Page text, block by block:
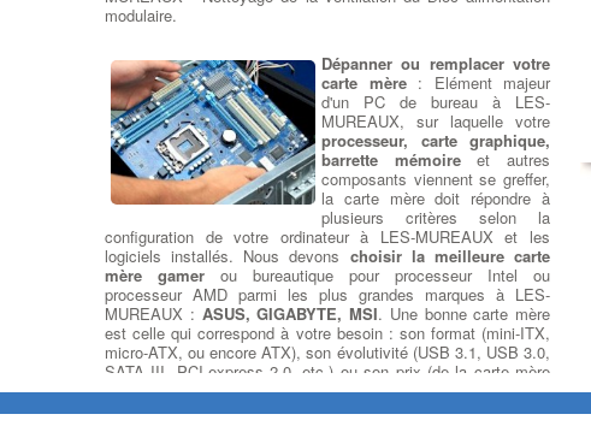
modulaire.
Dépanner ou remplacer votre
carte mère: Elément majeur
d'un PC de bureau à LES-
MUREAUX, sur laquelle votre
processeur, carte graphique,
barrette mémoireet autres
composants viennent se greffer,
la carte mère doit répondre à
plusieurs critères selon la
configuration de votre ordinateur à LES-MUREAUX et les
logiciels installés. Nous devons choisir la meilleure carte
mère gamer ou bureautique pour processeur Intel ou
processeur AMD parmi les plus grandes marques à LES-
MUREAUX : ASUS, GIGABYTE, MSI. Une bonne carte mère
est celle qui correspond à votre besoin : son format (mini-ITX,
micro-ATX, ou encore ATX), son évolutivité (USB 3.1, USB 3.0,
SATA III, PCI-express 2.0, etc.) ou son prix (de la carte mère
petit prix à la plus haut de gamme).